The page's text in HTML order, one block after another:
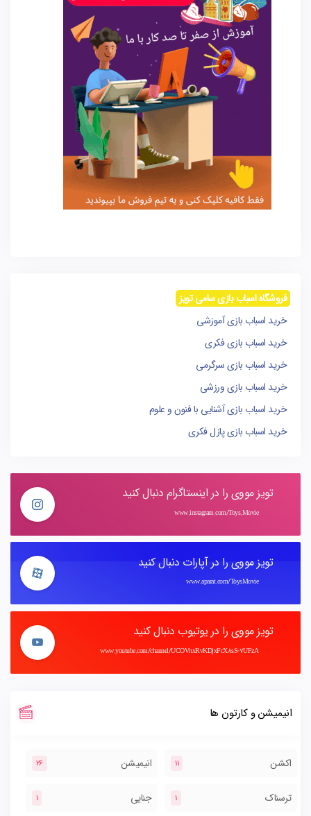
فروشگاه اسباب بازی سامی تویز
خرید اسباب بازی آموزشی
خرید اسباب بازی فکری
خرید اسباب بازی سرگرمی
خرید اسباب بازی ورزشی
خرید اسباب بازی آشنایی با فنون و علوم
خرید اسباب بازی پازل فکری
تویز مووی را در اینستاگرام دنبال کنید
www.instagram.com/Toys.Movie
تویز مووی را در آپارات دنبال کنید
www.aparat.com/ToysMovie
تویز مووی را در یوتیوب دنبال کنید
www.youtube.com/channel/UCOVnxRvKDjxFcX8sS-7UFzA
انیمیشن و کارتون ها
اکشن 11 انیمیشن 26
ترسناک 1 جنایی 1